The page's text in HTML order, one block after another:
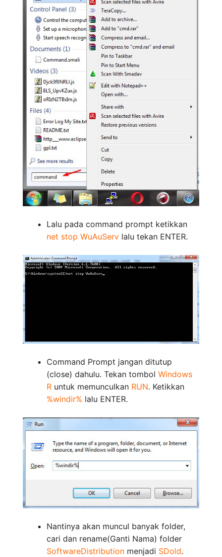
Lalu pada command prompt ketikkan
net stop WuAuServ lalu tekan ENTER.
Command Prompt jangan ditutup
(close) dahulu. Tekan tombol Windows
R untuk memunculkan RUN. Ketikkan
%windir% lalu ENTER.
Nantinya akan muncul banyak folder,
cari dan rename(Ganti Nama) folder
SoftwareDistribution menjadi SDold.